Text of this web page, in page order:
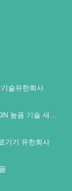
술유한회사
기기 유한회사